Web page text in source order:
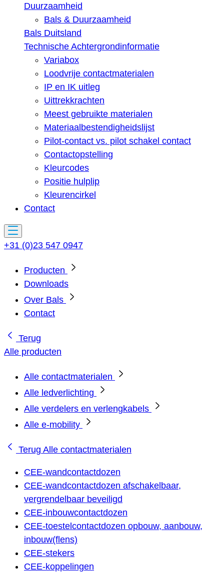
Duurzaamheid
Bals & Duurzaamheid
Bals Duitsland
Technische Achtergrondinformatie
Variabox
Loodvrije contactmaterialen
IP en IK uitleg
Uittrekkrachten
Meest gebruikte materialen
Materiaalbestendigheidslijst
Pilot-contact vs. pilot schakel contact
Contactopstelling
Kleurcodes
Positie hulplip
Kleurencirkel
Contact
+31 (0)23 547 0947
Producten
Downloads
Over Bals
Contact
Terug
Alle producten
Alle contactmaterialen
Alle ledverlichting
Alle verdelers en verlengkabels
Alle e-mobility
Terug Alle contactmaterialen
CEE-wandcontactdozen
CEE-wandcontactdozen afschakelbaar,
vergrendelbaar beveiligd
CEE-inbouwcontactdozen
CEE-toestelcontactdozen opbouw, aanbouw,
inbouw(flens)
CEE-stekers
CEE-koppelingen